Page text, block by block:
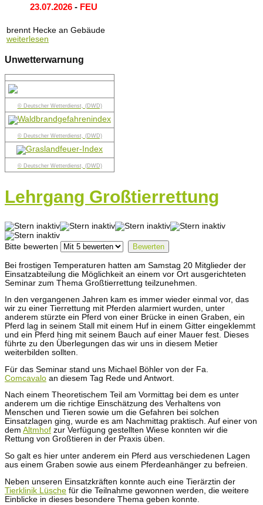
23.07.2026- FEU
brennt Hecke an Gebäude
weiterlesen
Unwetterwarnung
© Deutscher Wetterdienst, (DWD)
© Deutscher Wetterdienst, (DWD)
© Deutscher Wetterdienst, (DWD)
Lehrgang Großtierrettung
Bitte bewerten
Bei frostigen Temperaturen hatten am Samstag 20 Mitglieder der
Einsatzabteilung die Möglichkeit an einem vor Ort ausgerichteten
Seminar zum Thema Großtierrettung teilzunehmen.
In den vergangenen Jahren kam es immer wieder einmal vor, das
wir zu einer Tierrettung mit Pferden alarmiert wurden, unter
anderem stürzte ein Pferd von einer Brücke in einen Graben, ein
Pferd lag in seinem Stall mit einem Huf in einem Gitter eingeklemmt
und ein Pferd hing mit seinem Bauch auf einer Mauer fest. Dieses
führte zu den Überlegungen das wir uns in diesem Metier
weiterbilden sollten.
Für das Seminar stand uns Michael Böhler von der Fa.
Comcavalo an diesem Tag Rede und Antwort.
Nach einem Theoretischem Teil am Vormittag bei dem es unter
anderem um die richtige Einschätzung des Verhaltens von
Menschen und Tieren sowie um die Gefahren bei solchen
Einsatzlagen ging, wurde es am Nachmittag praktisch. Auf einer von
dem Altmhof zur Verfügung gestellten Wiese konnten wir die
Rettung von Großtieren in der Praxis üben.
So galt es hier unter anderem ein Pferd aus verschiedenen Lagen
aus einem Graben sowie aus einem Pferdeanhänger zu befreien.
Neben unseren Einsatzkräften konnte auch eine Tierärztin der
Tierklinik Lüsche für die Teilnahme gewonnen werden, die weitere
Einblicke in dieses besondere Thema geben konnte.